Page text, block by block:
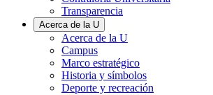
Transparencia
Acerca de la U
Acerca de la U
Campus
Marco estratégico
Historia y símbolos
Deporte y recreación